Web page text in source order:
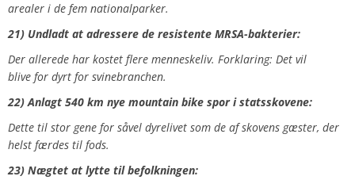
arealer i de fem nationalparker.
21) Undladt at adressere de resistente MRSA-bakterier:
Der allerede har kostet flere menneskeliv. Forklaring: Det vil
blive for dyrt for svinebranchen.
22) Anlagt 540 km nye mountain bike spor i statsskovene:
Dette til stor gene for såvel dyrelivet som de af skovens gæster, der
helst færdes til fods.
23) Nægtet at lytte til befolkningen: